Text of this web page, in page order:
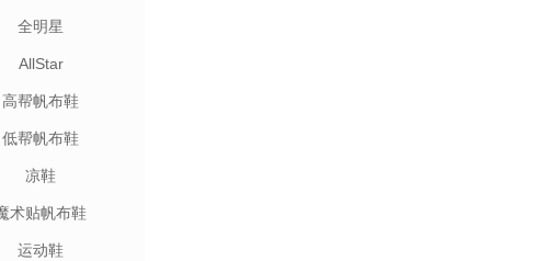
全明星
AllStar
高帮帆布鞋
低帮帆布鞋
凉鞋
术贴帆布鞋
运动鞋